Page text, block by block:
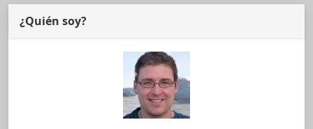
¿Quién soy?